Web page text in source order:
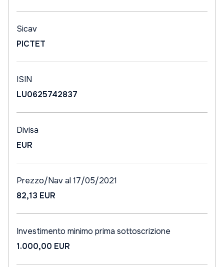
Sicav
PICTET
ISIN
LU0625742837
Divisa
EUR
Prezzo/Nav al 17/05/2021
82,13 EUR
Investimento minimo prima sottoscrizione
1.000,00 EUR